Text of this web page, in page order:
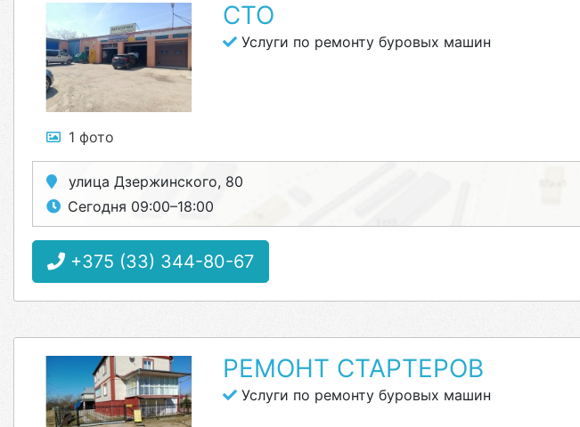
1 фото
СТО
Услуги по ремонту буровых машин
улица Дзержинского, 80
Сегодня 09:00–18:00
+375 (33) 344-80-67
РЕМОНТ СТАРТЕРОВ
Услуги по ремонту буровых машин